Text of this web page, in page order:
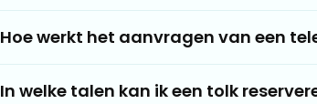
Hoe werkt het aanvragen van een
In welke talen kan ik een tolk